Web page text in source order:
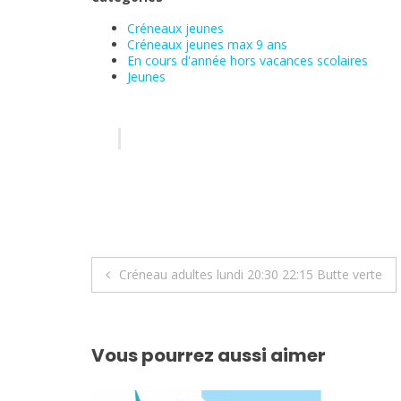
Créneaux jeunes
Créneaux jeunes max 9 ans
En cours d'année hors vacances scolaires
Jeunes
Navigation
l’article
Créneau adultes lundi 20:30 22:15 Butte verte
Vous pourrez aussi aimer